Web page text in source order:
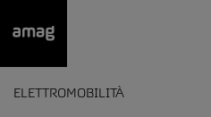
Il suo garage è
ELETTROMOBILITÀ